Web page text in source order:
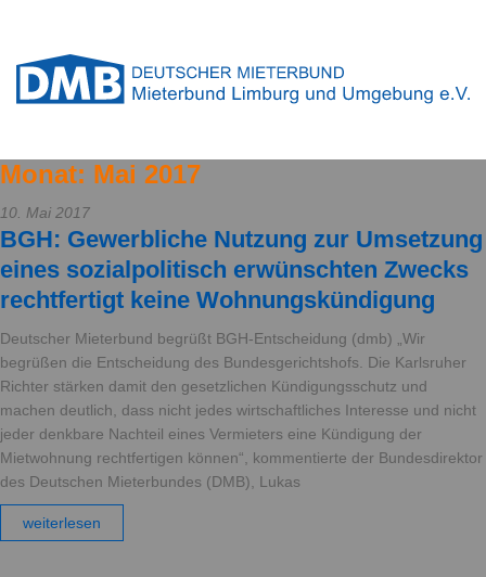
Monat: Mai 2017
10. Mai 2017
BGH: Gewerbliche Nutzung zur Umsetzung
eines sozialpolitisch erwünschten Zwecks
rechtfertigt keine Wohnungskündigung
Deutscher Mieterbund begrüßt BGH-Entscheidung (dmb) „Wir
begrüßen die Entscheidung des Bundesgerichtshofs. Die Karlsruher
Richter stärken damit den gesetzlichen Kündigungsschutz und
machen deutlich, dass nicht jedes wirtschaftliches Interesse und nicht
jeder denkbare Nachteil eines Vermieters eine Kündigung der
Mietwohnung rechtfertigen können“, kommentierte der Bundesdirektor
des Deutschen Mieterbundes (DMB), Lukas
weiterlesen